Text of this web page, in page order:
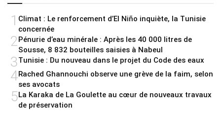
1 Climat : Le renforcement d’El Niño inquiète, la Tunisie
concernée
2Pénurie d’eau minérale : Après les 40 000 litres de
Sousse, 8 832 bouteilles saisies à Nabeul
3Tunisie : Du nouveau dans le projet du Code des eaux
4Rached Ghannouchi observe une grève de la faim, selon
ses avocats
5La Karaka de La Goulette au cœur de nouveaux travaux
de préservation